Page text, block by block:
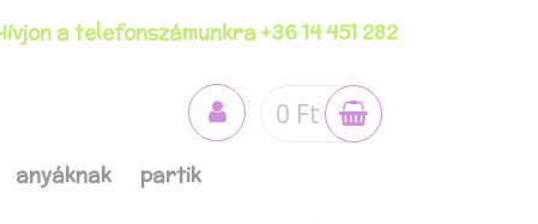
a telefonszámunkra +36 14 451 282
0 Ft
anyáknak partik